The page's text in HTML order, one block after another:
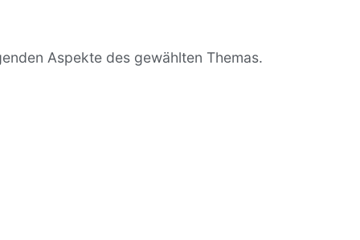
Aspekte des gewählten Themas.